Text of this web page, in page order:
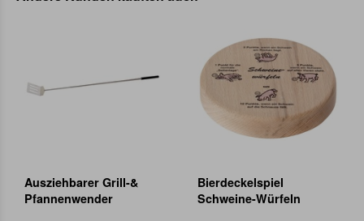
Ausziehbarer Grill-&
Pfannenwender
Bierdeckelspiel
Schweine-Würfeln